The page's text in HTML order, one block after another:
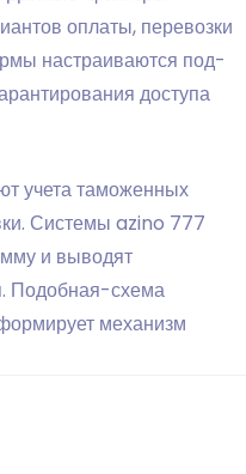
оплаты, перевозки
настраиваются под-
доступа
учета таможенных
Системы azino 777
и выводят
Подобная-схема
механизм